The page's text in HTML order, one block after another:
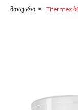
მთავარი » Thermex